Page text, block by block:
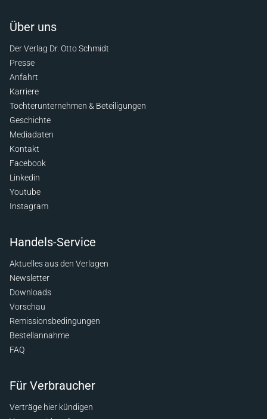
Über uns
Der Verlag Dr. Otto Schmidt
Presse
Anfahrt
Karriere
Tochterunternehmen & Beteiligungen
Geschichte
Mediadaten
Kontakt
Facebook
Linkedin
Youtube
Instagram
Handels-Service
Aktuelles aus den Verlagen
Newsletter
Downloads
Vorschau
Remissionsbedingungen
Bestellannahme
FAQ
Für Verbraucher
Verträge hier kündigen